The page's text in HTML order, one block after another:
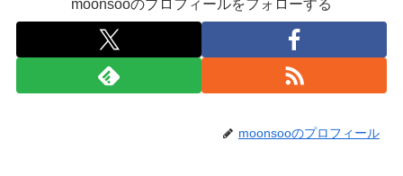
moonsooのプロフィールをフォローする
moonsooのプロフィール